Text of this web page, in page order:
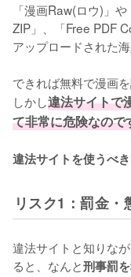
「漫画Raw(ロウ)」
ZIP」、「Free PDF
アップロードされた海
できれば無料で漫画
しかし違法サイトで
て非常に危険なので
違法サイトを使うべ
リスク1：罰金
違法サイトと知りな
ると、なんと刑事罰